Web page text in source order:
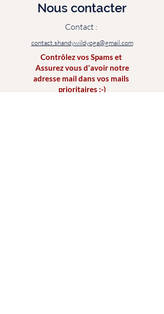
Nous contacter
Contact :
contact.shandywildyoga@gmail.com
Contrôlez vos Spams et
Assurez vous d'avoir notre
adresse mail dans vos mails
prioritaires :-)